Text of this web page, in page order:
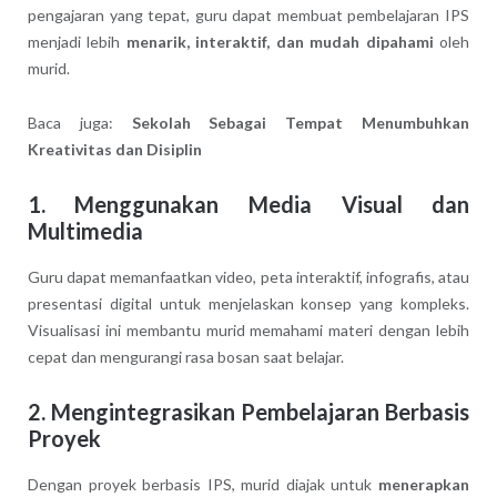
pengajaran yang tepat, guru dapat membuat pembelajaran IPS
menjadi lebih menarik, interaktif, dan mudah dipahami oleh
murid.
Baca juga: Sekolah Sebagai Tempat Menumbuhkan
Kreativitas dan Disiplin
1. Menggunakan Media Visual dan
Multimedia
Guru dapat memanfaatkan video, peta interaktif, infografis, atau
presentasi digital untuk menjelaskan konsep yang kompleks.
Visualisasi ini membantu murid memahami materi dengan lebih
cepat dan mengurangi rasa bosan saat belajar.
2. Mengintegrasikan Pembelajaran Berbasis
Proyek
Dengan proyek berbasis IPS, murid diajak untuk menerapkan